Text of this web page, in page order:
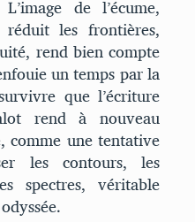
de l’écume,
les frontières,
rend bien compte
un temps par la
que l’écriture
rend à nouveau
comme une tentative
les contours, les
spectres, véritable